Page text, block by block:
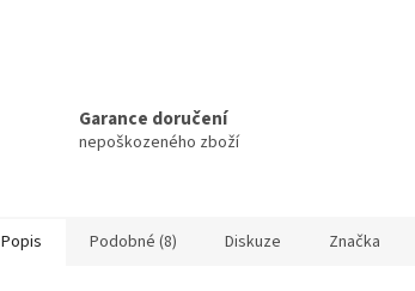
Garance doručení
nepoškozeného zboží
Popis Podobné (8) Diskuze Značka